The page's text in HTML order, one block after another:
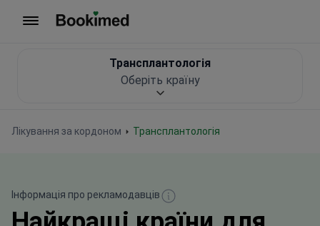
Лікування за кордоном Трансплантологія
Трансплантологія
Оберіть країну
Інформація про рекламодавців